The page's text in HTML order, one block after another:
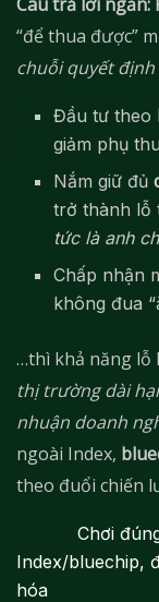
“để thua được”
chuỗi quyết
Đầu tư theo
giảm phụ
Nắm giữ đủ
trở thành lỗ
tức là anh
Chấp nhận
không đua
…thì khả năng lỗ
thị trường dài
nhuận doanh
ngoài Index,
theo đuổi chiến
Chơi
Index/bluechip,
hóa